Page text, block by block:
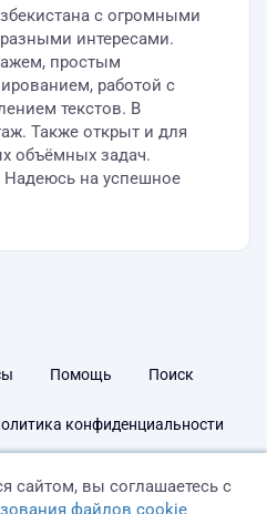
с огромными
интересами.
простым
работой с
текстов. В
Также открыт и для
объёмных задач.
Надеюсь на успешное
Помощь Поиск
конфиденциальности
сайтом, вы соглашаетесь с
файлов cookie